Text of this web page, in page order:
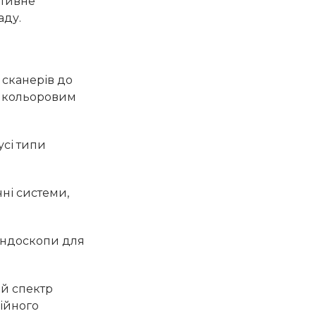
до
кольоровим
типи
системи,
для
спектр